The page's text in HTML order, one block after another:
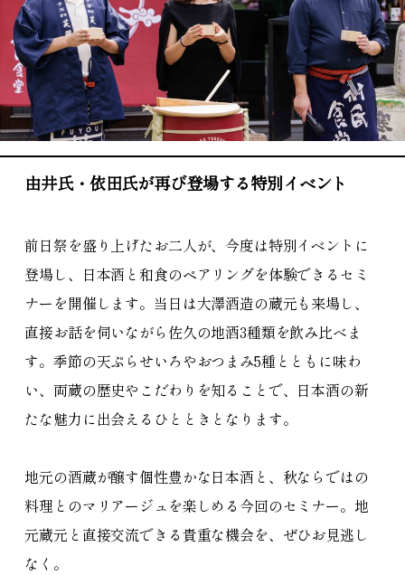
由井氏・依田氏が再び登場する特別イベント
前日祭を盛り上げたお二人が、今度は特別イベントに
登場し、日本酒と和食のペアリングを体験できるセミ
ナーを開催します。当日は大澤酒造の蔵元も来場し、
直接お話を伺いながら佐久の地酒3種類を飲み比べま
す。季節の天ぷらせいろやおつまみ5種とともに味わ
い、両蔵の歴史やこだわりを知ることで、日本酒の新
たな魅力に出会えるひとときとなります。
地元の酒蔵が醸す個性豊かな日本酒と、秋ならではの
料理とのマリアージュを楽しめる今回のセミナー。地
元蔵元と直接交流できる貴重な機会を、ぜひお見逃し
なく。